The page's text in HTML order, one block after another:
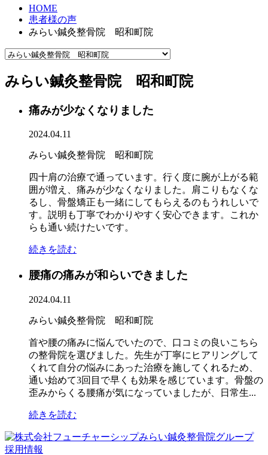
HOME
患者様の声
みらい鍼灸整骨院 昭和町院
みらい鍼灸整骨院 昭和町院
痛みが少なくなりました
2024.04.11
みらい鍼灸整骨院 昭和町院
四十肩の治療で通っています。行く度に腕が上がる範
囲が増え、痛みが少なくなりました。肩こりもなくな
るし、骨盤矯正も一緒にしてもらえるのもうれしいで
す。説明も丁寧でわかりやすく安心できます。これか
らも通い続けたいです。
続きを読む
腰痛の痛みが和らいできました
2024.04.11
みらい鍼灸整骨院 昭和町院
首や腰の痛みに悩んでいたので、口コミの良いこちら
の整骨院を選びました。先生が丁寧にヒアリングして
くれて自分の悩みにあった治療を施してくれるため、
通い始めて3回目で早くも効果を感じています。骨盤の
歪みからくる腰痛が気になっていましたが、日常生...
続きを読む
採用情報